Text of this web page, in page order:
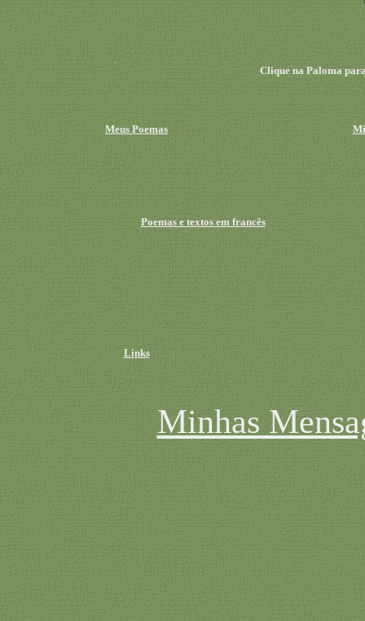
Clique na Paloma
Meus Poemas
Poemas e textos em francês
Links
Minhas